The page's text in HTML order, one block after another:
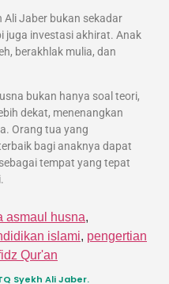
Ali Jaber bukan sekadar
juga investasi akhirat. Anak
berakhlak mulia, dan
bukan hanya soal teori,
dekat, menenangkan
Orang tua yang
bagi anaknya dapat
tempat yang tepat
asmaul husna,
islami, pengertian
Qur'an
Syekh Ali Jaber.